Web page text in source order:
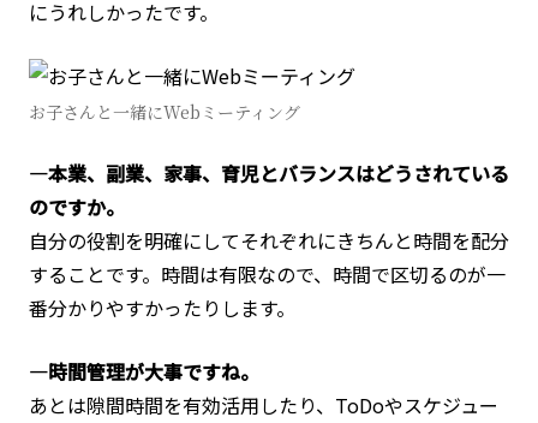
にうれしかったです。
お子さんと一緒にWebミーティング
―本業、副業、家事、育児とバランスはどうされている
のですか。
自分の役割を明確にしてそれぞれにきちんと時間を配分
することです。時間は有限なので、時間で区切るのが一
番分かりやすかったりします。
―時間管理が大事ですね。
あとは隙間時間を有効活用したり、ToDoやスケジュー